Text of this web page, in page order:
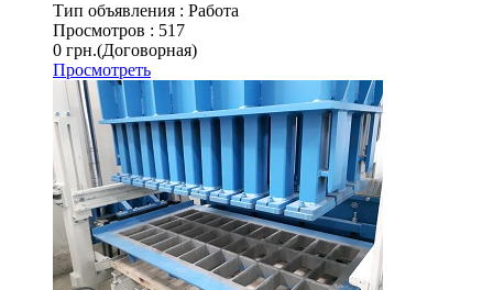
Тип объявления : Работа
Просмотров : 517
0 грн.(Договорная)
Просмотреть